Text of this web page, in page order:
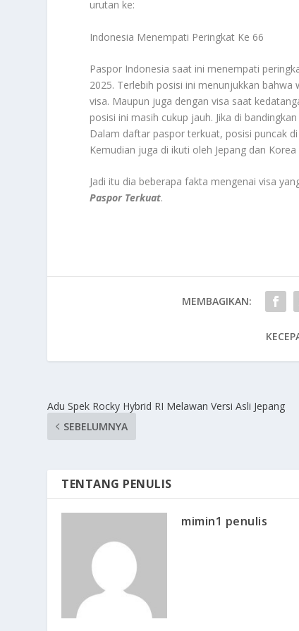
urutan ke:
Indonesia Menempati Peringkat Ke 66
Paspor Indonesia saat ini menempati
2025. Terlebih posisi ini menunjukkan
visa. Maupun juga dengan visa saat
posisi ini masih cukup jauh. Jika di
Dalam daftar paspor terkuat, posisi puncak
Kemudian juga di ikuti oleh Jepang dan
Jadi itu dia beberapa fakta mengenai visa
Paspor Terkuat.
MEMBAGIKAN:
Adu Spek Rocky Hybrid RI Melawan Versi Asli Jepang
SEBELUMNYA
TENTANG PENULIS
mimin1 penulis